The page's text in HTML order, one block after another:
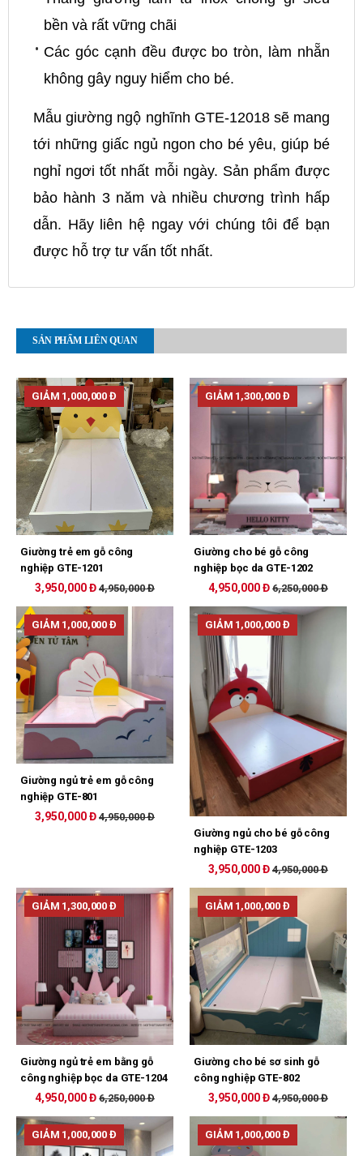
bền và rất vững chãi
Các góc cạnh đều được bo tròn, làm nhẵn
không gây nguy hiểm cho bé.
Mẫu giường ngộ nghĩnh GTE-12018 sẽ mang
tới những giấc ngủ ngon cho bé yêu, giúp bé
nghỉ ngơi tốt nhất mỗi ngày. Sản phẩm được
bảo hành 3 năm và nhiều chương trình hấp
dẫn. Hãy liên hệ ngay với chúng tôi để bạn
được hỗ trợ tư vấn tốt nhất.
SẢN PHẨM LIÊN QUAN
GIẢM 1,000,000 Đ
Giường trẻ em gỗ công
nghiệp GTE-1201
3,950,000 Đ 4,950,000 Đ
GIẢM 1,300,000 Đ
Giường cho bé gỗ công
nghiệp bọc da GTE-1202
4,950,000 Đ 6,250,000 Đ
GIẢM 1,000,000 Đ
Giường ngủ trẻ em gỗ công
nghiệp GTE-801
3,950,000 Đ 4,950,000 Đ
GIẢM 1,000,000 Đ
Giường ngủ cho bé gỗ công
nghiệp GTE-1203
3,950,000 Đ 4,950,000 Đ
GIẢM 1,300,000 Đ
Giường ngủ trẻ em bằng gỗ
công nghiệp bọc da GTE-1204
4,950,000 Đ 6,250,000 Đ
GIẢM 1,000,000 Đ
Giường cho bé sơ sinh gỗ
công nghiệp GTE-802
3,950,000 Đ 4,950,000 Đ
GIẢM 1,000,000 Đ GIẢM 1,000,000 Đ